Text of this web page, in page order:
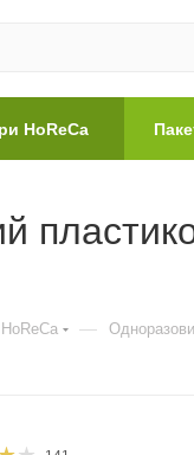
HoReCa
—